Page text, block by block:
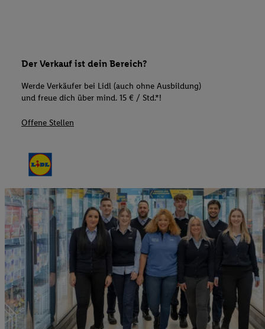
Der Verkauf ist dein Bereich?
Werde Verkäufer bei Lidl (auch ohne Ausbildung)
und freue dich über mind. 15 € / Std.*!
Offene Stellen